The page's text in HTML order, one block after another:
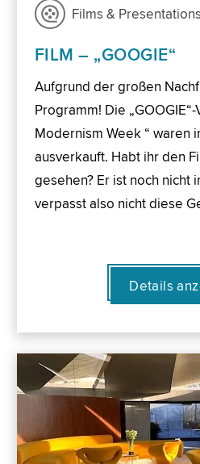
Films & Presentations
FILM – „GOOGIE“
Aufgrund der großen
Programm! Die
Modernism Week “ waren
ausverkauft. Habt ihr den
gesehen? Er ist noch nicht
verpasst also nicht diese
Details